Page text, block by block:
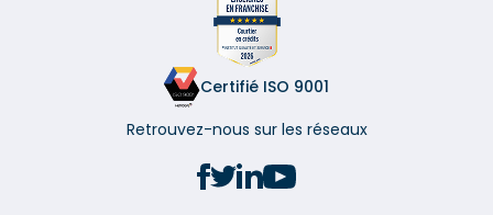
Certifié ISO 9001
Retrouvez-nous sur les réseaux